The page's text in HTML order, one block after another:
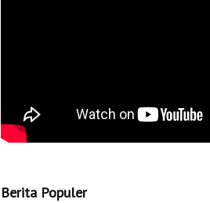
Berita Populer